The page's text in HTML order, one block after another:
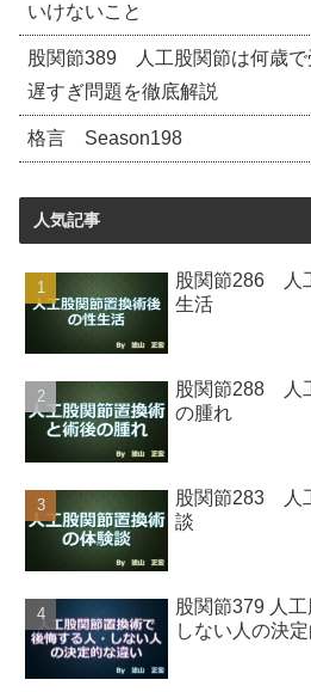
いけないこと
股関節389 人工股関節は何歳で
遅すぎ問題を徹底解説
格言 Season198
人気記事
股関節286 人
生活
股関節288 人
の腫れ
股関節283 人
談
股関節379 人
しない人の決